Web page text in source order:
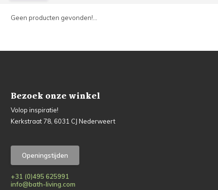
Geen producten gevonden!...
Bezoek onze winkel
Volop inspiratie!
Kerkstraat 78, 6031 CJ Nederweert
Openingstijden
+31 (0)495 625991
info@bath-living.com